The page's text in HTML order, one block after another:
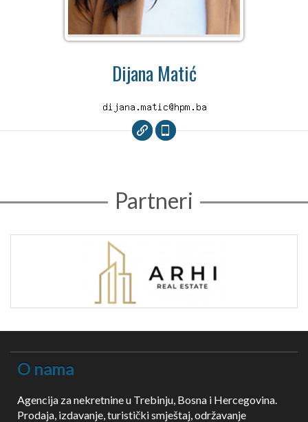
Dijana Matić
Partneri
O nama
Agencija za nekretnine u Trebinju, Bosna i Hercegovina.
Prodaja, izdavanje, turistički smještaj, održavanje